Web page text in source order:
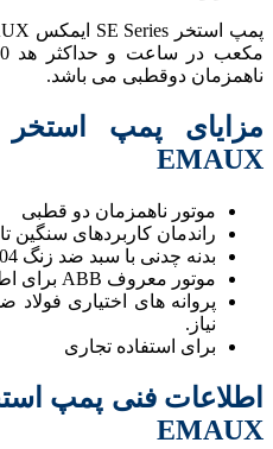
ناهمزمان دوقطبی می باشد.
EMAUX
موتور ناهمزمان دو قطبی
راندمان کاربردهای سنگین تا 89%
بدنه چدنی با سبد ضد زنگ AISI-304
موتور معروف ABB برای اطمینان از عملکرد بی صدا و پایدار
نیاز.
برای استفاده تجاری
EMAUX